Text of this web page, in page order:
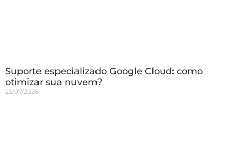
Suporte especializado Google Cloud: como
otimizar sua nuvem?
23/07/2026